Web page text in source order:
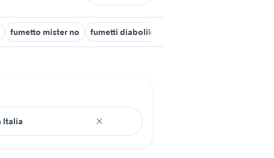
fumetto mister no fumetti diabolik